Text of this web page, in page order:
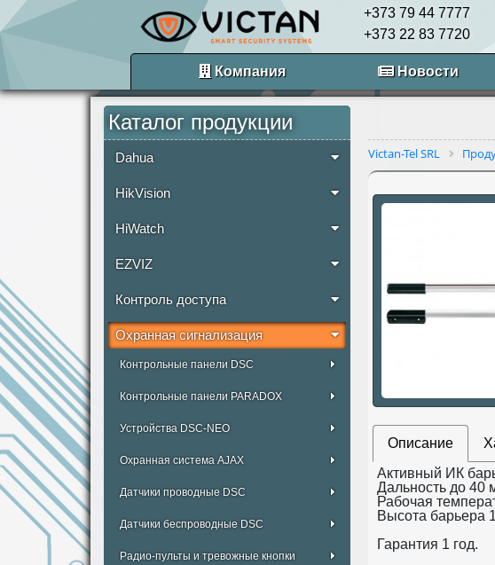
+373 79 44 7777
+373 22 83 7720
Компания Новости
Каталог продукции
Dahua
HikVision
HiWatch
EZVIZ
Контроль доступа
Охранная сигнализация
Контрольные панели DSC
Контрольные панели PARADOX
Устройства DSC-NEO
Охранная система AJAX
Датчики проводные DSC
Датчики беспроводные DSC
Радио-пульты и тревожные кнопки
Victan-Tel SRL
Описание
Активный ИК
Дальность до 40
Рабочая
Высота барьера
Гарантия 1 год.